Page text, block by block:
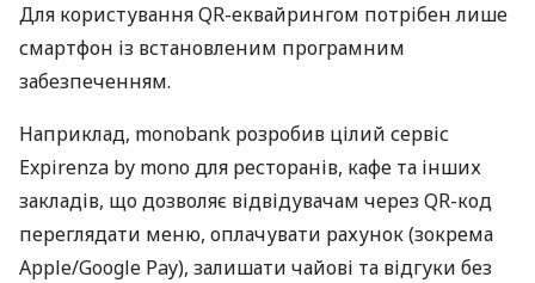
Для користування QR-еквайрингом потрібен лише
смартфон із встановленим програмним
забезпеченням.
Наприклад, monobank розробив цілий сервіс
Expirenza by mono для ресторанів, кафе та інших
закладів, що дозволяє відвідувачам через QR-код
переглядати меню, оплачувати рахунок (зокрема
Apple/Google Pay), залишати чайові та відгуки без